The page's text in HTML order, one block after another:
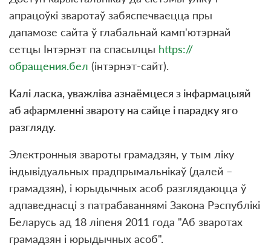
апрацоўкі зваротаў забяспечваецца пры
дапамозе сайта ў глабальнай камп'ютэрнай
сетцы Інтэрнэт па спасылцы https://
обращения.бел (інтэрнэт-сайт).
Калі ласка, уважліва азнаёмцеся з інфармацыяй
аб афармленні звароту на сайце і парадку яго
разгляду.
Электронныя звароты грамадзян, у тым ліку
індывідуальных прадпрымальнікаў (далей –
грамадзян), і юрыдычных асоб разглядаюцца ў
адпаведнасці з патрабаваннямі Закона Рэспублікі
Беларусь ад 18 ліпеня 2011 года "Аб зваротах
грамадзян і юрыдычных асоб".